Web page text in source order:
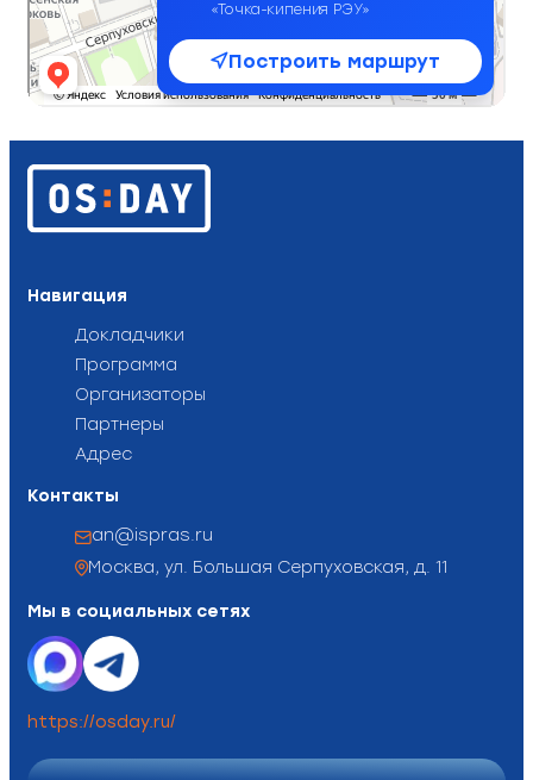
«Точка-кипения РЭУ»
Построить маршрут
Навигация
Докладчики
Программа
Организаторы
Партнеры
Адрес
Контакты
an@ispras.ru
Москва, ул. Большая Серпуховская, д. 11
Мы в социальных сетях
https://osday.ru/